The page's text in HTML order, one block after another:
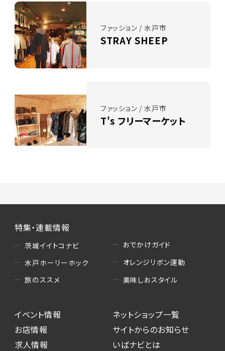
ファッション / 水戸市
STRAY SHEEP
ファッション / 水戸市
T's フリーマーケット
特集・連載情報
茨城イイトコナビ
水戸ホーリーホック
旅のススメ
おでかけガイド
オレンジリボン運動
美味しおスタイル
イベント情報
お店情報
求人情報
ネットショップ一覧
サイトからのお知らせ
いばナビとは